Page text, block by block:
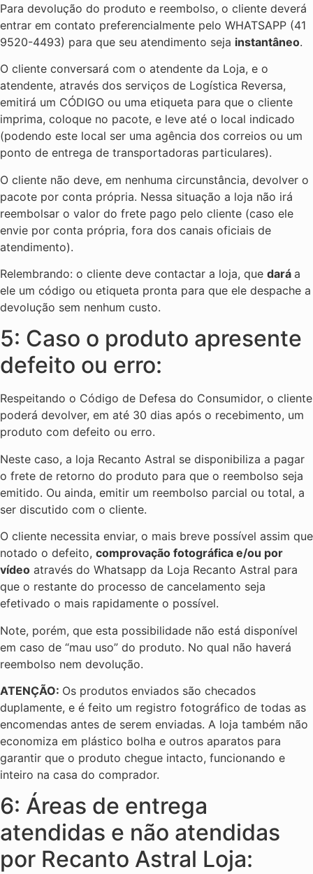
Para devolução do produto e reembolso, o cliente deverá
entrar em contato preferencialmente pelo WHATSAPP (41
9520-4493) para que seu atendimento seja instantâneo.
O cliente conversará com o atendente da Loja, e o
atendente, através dos serviços de Logística Reversa,
emitirá um CÓDIGO ou uma etiqueta para que o cliente
imprima, coloque no pacote, e leve até o local indicado
(podendo este local ser uma agência dos correios ou um
ponto de entrega de transportadoras particulares).
O cliente não deve, em nenhuma circunstância, devolver o
pacote por conta própria. Nessa situação a loja não irá
reembolsar o valor do frete pago pelo cliente (caso ele
envie por conta própria, fora dos canais oficiais de
atendimento).
Relembrando: o cliente deve contactar a loja, que dará a
ele um código ou etiqueta pronta para que ele despache a
devolução sem nenhum custo.
5: Caso o produto apresente
defeito ou erro:
Respeitando o Código de Defesa do Consumidor, o cliente
poderá devolver, em até 30 dias após o recebimento, um
produto com defeito ou erro.
Neste caso, a loja Recanto Astral se disponibiliza a pagar
o frete de retorno do produto para que o reembolso seja
emitido. Ou ainda, emitir um reembolso parcial ou total, a
ser discutido com o cliente.
O cliente necessita enviar, o mais breve possível assim que
notado o defeito, comprovação fotográfica e/ou por
vídeo através do Whatsapp da Loja Recanto Astral para
que o restante do processo de cancelamento seja
efetivado o mais rapidamente o possível.
Note, porém, que esta possibilidade não está disponível
em caso de “mau uso” do produto. No qual não haverá
reembolso nem devolução.
ATENÇÃO: Os produtos enviados são checados
duplamente, e é feito um registro fotográfico de todas as
encomendas antes de serem enviadas. A loja também não
economiza em plástico bolha e outros aparatos para
garantir que o produto chegue intacto, funcionando e
inteiro na casa do comprador.
6: Áreas de entrega
atendidas e não atendidas
por Recanto Astral Loja: